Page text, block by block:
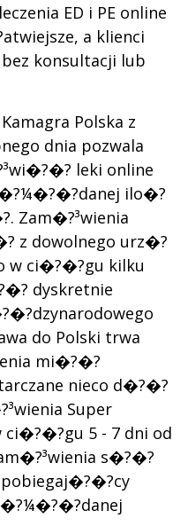
ED i PE online
a klienci
konsultacji lub
Polska z
dnia pozwala
leki online
ilo�?
Zam�?³wienia
z dowolnego urz�?
w ci�?�?gu kilku
dyskretnie
do Polski trwa
mi�?�?
nieco d�?�?
Super
5 - 7 dni od
s�?�?